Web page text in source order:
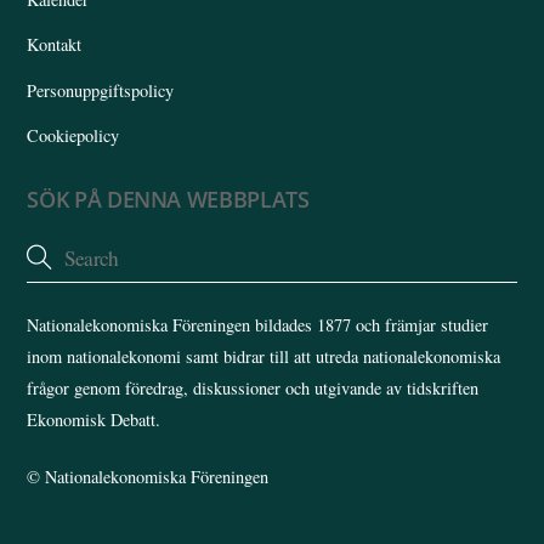
Kontakt
Personuppgiftspolicy
Cookiepolicy
SÖK PÅ DENNA WEBBPLATS
Nationalekonomiska Föreningen bildades 1877 och främjar studier
inom nationalekonomi samt bidrar till att utreda nationalekonomiska
frågor genom föredrag, diskussioner och utgivande av tidskriften
Ekonomisk Debatt.
©Nationalekonomiska Föreningen